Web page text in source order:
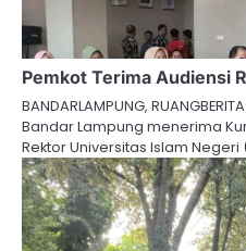
Pemkot Terima Audiensi
BANDARLAMPUNG,
Bandar Lampung menerima
Rektor Universitas Islam